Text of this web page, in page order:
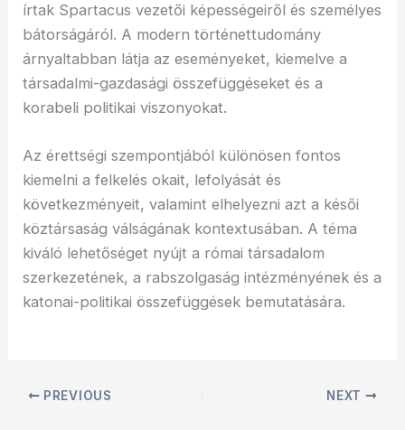
írtak Spartacus vezetői képességeiről és személyes
bátorságáról. A modern történettudomány
árnyaltabban látja az eseményeket, kiemelve a
társadalmi-gazdasági összefüggéseket és a
korabeli politikai viszonyokat.
Az érettségi szempontjából különösen fontos
kiemelni a felkelés okait, lefolyását és
következményeit, valamint elhelyezni azt a késői
köztársaság válságának kontextusában. A téma
kiváló lehetőséget nyújt a római társadalom
szerkezetének, a rabszolgaság intézményének és a
katonai-politikai összefüggések bemutatására.
PREVIOUS NEXT